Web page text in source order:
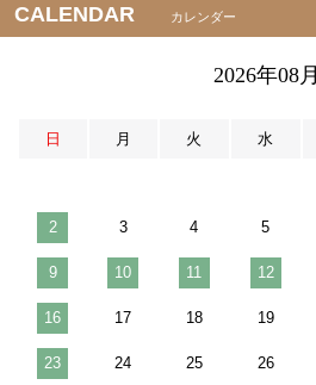
CALENDAR カレンダー
2026年08月
日 月 火 水
2 3 4 5
9 10 11 12
16 17 18 19
23 24 25 26